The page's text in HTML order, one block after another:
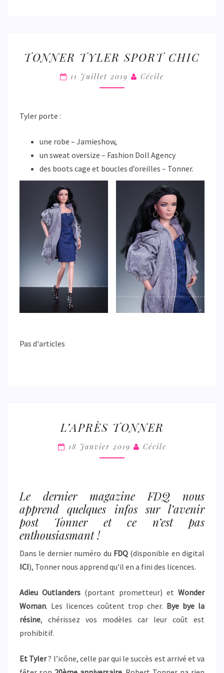
TYLER
SPORT
CHIC
TONNER TYLER SPORT CHIC
11 Juillet 2019 Cécile
Tyler porte :
une robe – Jamieshow,
un sweat oversize – Fashion Doll Agency
des boots cage et boucles d’oreilles – Tonner.
Pas d'articles
TONNER
L’APRÈS TONNER
18 Janvier 2019 Cécile
Le dernier magazine FDQ nous
apprend quelques infos sur l’avenir
post Tonner et ce n’est pas
enthousiasmant !
Dans le dernier numéro du FDQ(disponible en digital
ICI), Tonner nous apprend qu’il en a fini des licences.
Adieu Outlanders (portant prometteur) et Wonder
Woman. Les licences coûtent trop cher. Bye bye la
résine, chérissez vos modèles car leur coût est
prohibitif.
Et Tyler? l’icône, celle par qui le succès est arrivé et va